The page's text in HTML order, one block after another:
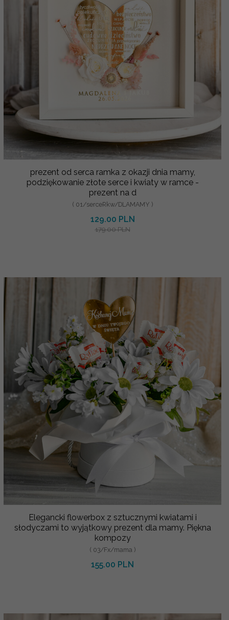
prezent od serca ramka z okazji dnia mamy,
podziękowanie złote serce i kwiaty w ramce -
prezent na d
( 01/serceRkw/DLAMAMY )
129.00 PLN
179.00 PLN
Elegancki flowerbox z sztucznymi kwiatami i
słodyczami to wyjątkowy prezent dla mamy. Piękna
kompozy
( 03/Fx/mama )
155.00 PLN